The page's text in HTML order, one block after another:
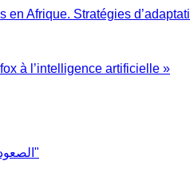
Afrique. Stratégies
à l’intelligence artificielle »
"الصعود الصيني في إفريقيا وتأثيره على مستقبل النظام الدولي"